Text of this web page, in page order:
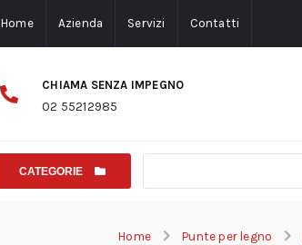
Home Azienda Servizi Contatti
CHIAMA SENZA IMPEGNO
02 55212985
CATEGORIE
Home Punte per legno